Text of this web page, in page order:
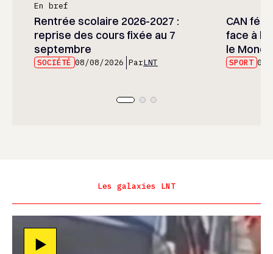
En bref
Rentrée scolaire 2026-2027 :
reprise des cours fixée au 7
septembre
SOCIÉTÉ 08/08/2026 ParLNT
CAN
face à
le
SPORT 08/
Les galaxies LNT